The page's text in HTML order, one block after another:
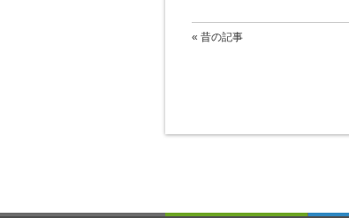
« 昔の記事